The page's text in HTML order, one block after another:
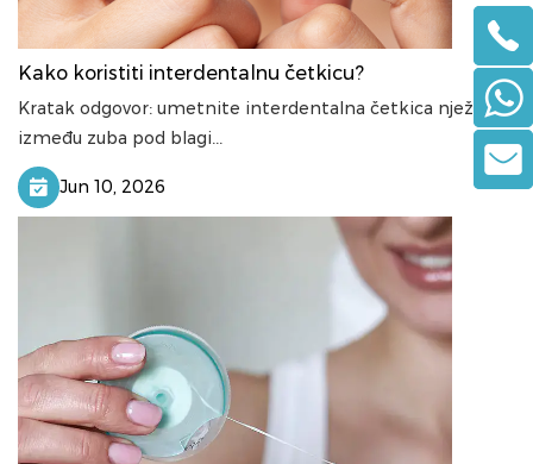
Kako koristiti interdentalnu četkicu?
Kratak odgovor: umetnite interdentalna četkica nježno
između zuba pod blagi...
Jun 10, 2026